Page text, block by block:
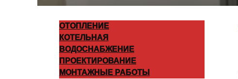
ОТОПЛЕНИЕ
КОТЕЛЬНАЯ
ВОДОСНАБЖЕНИЕ
ПРОЕКТИРОВАНИЕ
МОНТАЖНЫЕ РАБОТЫ